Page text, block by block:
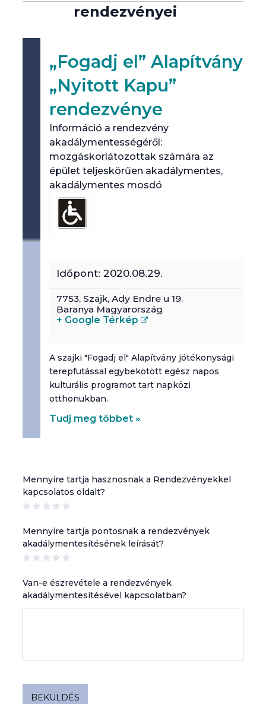
rendezvényei
„Fogadj el” Alapítvány
„Nyitott Kapu”
rendezvénye
Információ a rendezvény
akadálymentességéről:
mozgáskorlátozottak számára az
épület teljeskörűen akadálymentes,
akadálymentes mosdó
Időpont: 2020.08.29.
7753, Szajk, Ady Endre u 19.
Baranya Magyarország
+ Google Térkép
A szajki "Fogadj el" Alapítvány jótékonysági
terepfutással egybekötött egész napos
kulturális programot tart napközi
otthonukban.
Tudj meg többet »
Rendezvények
lista
navigáció
Mennyire tartja hasznosnak a Rendezvényekkel
kapcsolatos oldalt?
Mennyire tartja pontosnak a rendezvények
akadálymentesítésének leírását?
Van-e észrevétele a rendezvények
akadálymentesítésével kapcsolatban?
BEKÜLDÉS